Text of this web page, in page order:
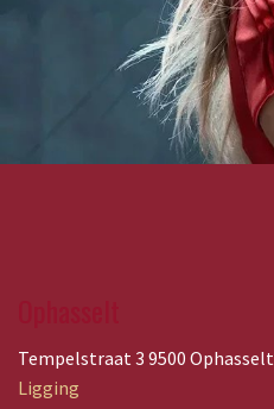
Tempelstraat 3 9500 Ophasselt
Ligging